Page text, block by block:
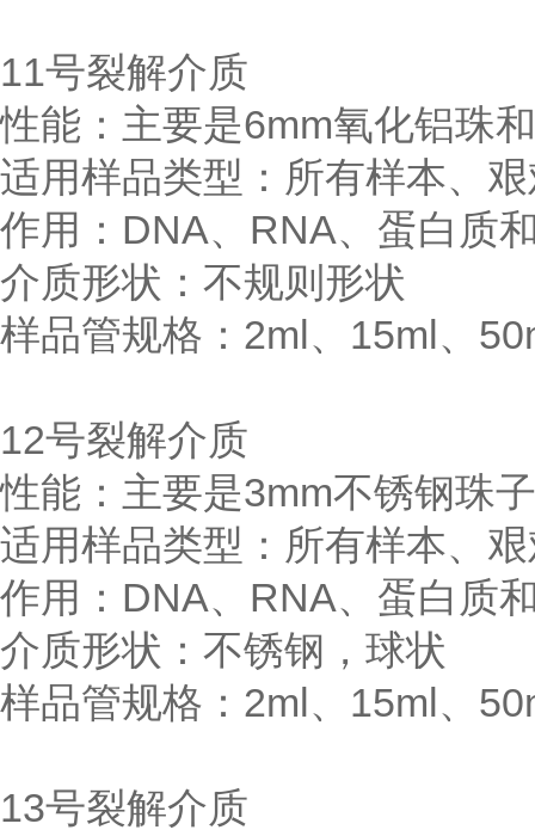
11号裂解介质
性能：主要是6mm氧化铝珠
适用样品类型：所有样本、
作用：DNA、RNA、蛋白质
介质形状：不规则形状
样品管规格：2ml、15ml、
12号裂解介质
性能：主要是3mm不锈钢珠
适用样品类型：所有样本、
作用：DNA、RNA、蛋白质
介质形状：不锈钢，球状
样品管规格：2ml、15ml、
13号裂解介质